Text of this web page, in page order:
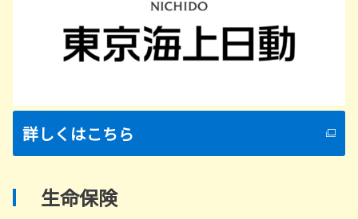
詳しくはこちら
生命保険